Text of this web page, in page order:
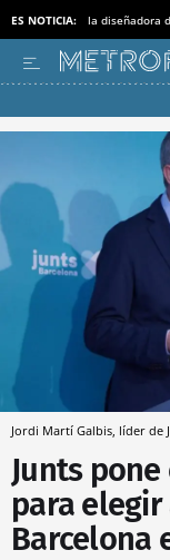
ES NOTICIA: la diseñadora
Jordi Martí Galbis, líder de
Junts
para
Barcelona